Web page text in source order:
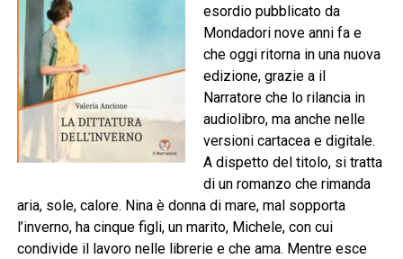
esordio pubblicato da
Mondadori nove anni fa e
che oggi ritorna in una nuova
edizione, grazie a il
Narratore che lo rilancia in
audiolibro, ma anche nelle
versioni cartacea e digitale.
A dispetto del titolo, si tratta
di un romanzo che rimanda
aria, sole, calore. Nina è donna di mare, mal sopporta
l’inverno, ha cinque figli, un marito, Michele, con cui
condivide il lavoro nelle librerie e che ama. Mentre esce